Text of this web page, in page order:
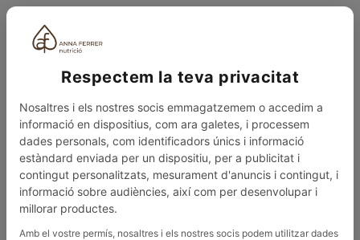
CAT
MENÚ 0
Respectem la teva privacitat
Nosaltres i els nostres socis emmagatzemem o accedim a
informació en dispositius, com ara galetes, i processem
dades personals, com identificadors únics i informació
estàndard enviada per un dispositiu, per a publicitat i
contingut personalitzats, mesurament d'anuncis i contingut, i
informació sobre audiències, així com per desenvolupar i
millorar productes.
Amb el vostre permís, nosaltres i els nostres socis podem utilitzar dades